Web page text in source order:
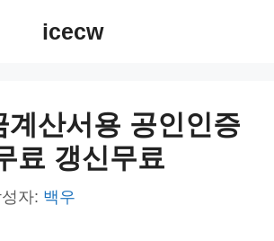
icecw
계산서용 공인인증
료 갱신무료
자: 백우